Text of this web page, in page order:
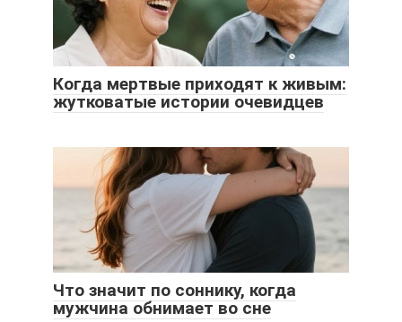
Когда мертвые приходят к живым:
жутковатые истории очевидцев
Что значит по соннику, когда
мужчина обнимает во сне